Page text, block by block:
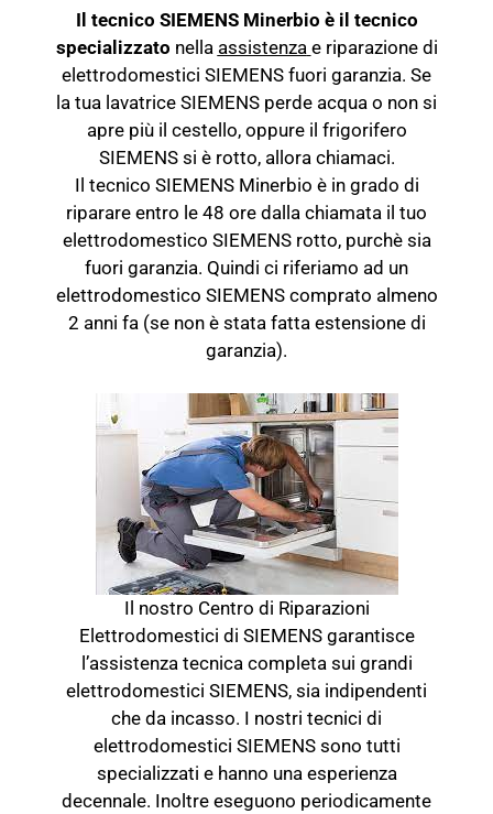
Il tecnico SIEMENS Minerbio è il tecnico
specializzato nella assistenza e riparazione di
elettrodomestici SIEMENS fuori garanzia. Se
la tua lavatrice SIEMENS perde acqua o non si
apre più il cestello, oppure il frigorifero
SIEMENS si è rotto, allora chiamaci.
Il tecnico SIEMENS Minerbio è in grado di
riparare entro le 48 ore dalla chiamata il tuo
elettrodomestico SIEMENS rotto, purchè sia
fuori garanzia. Quindi ci riferiamo ad un
elettrodomestico SIEMENS comprato almeno
2 anni fa (se non è stata fatta estensione di
garanzia).
Il nostro Centro di Riparazioni
Elettrodomestici di SIEMENS garantisce
l’assistenza tecnica completa sui grandi
elettrodomestici SIEMENS, sia indipendenti
che da incasso. I nostri tecnici di
elettrodomestici SIEMENS sono tutti
specializzati e hanno una esperienza
decennale. Inoltre eseguono periodicamente